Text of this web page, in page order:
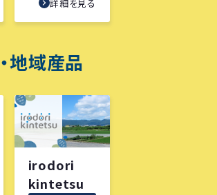
詳細を見る
地域産品
irodori
kintetsu